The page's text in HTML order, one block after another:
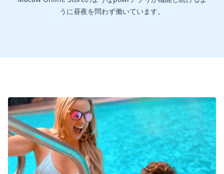
うに昼夜を問わず働いています。